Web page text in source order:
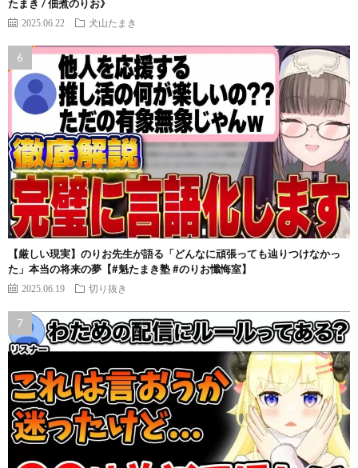
たまき / 佃煮のりお》
2025.06.22 犬山たまき
【厳しい現実】のりお先生が語る「どんなに頑張っても辿りつけなかっ
た」本当の将来の夢【#魁たまき塾 #のりお懺悔室】
2025.06.19 切り抜き